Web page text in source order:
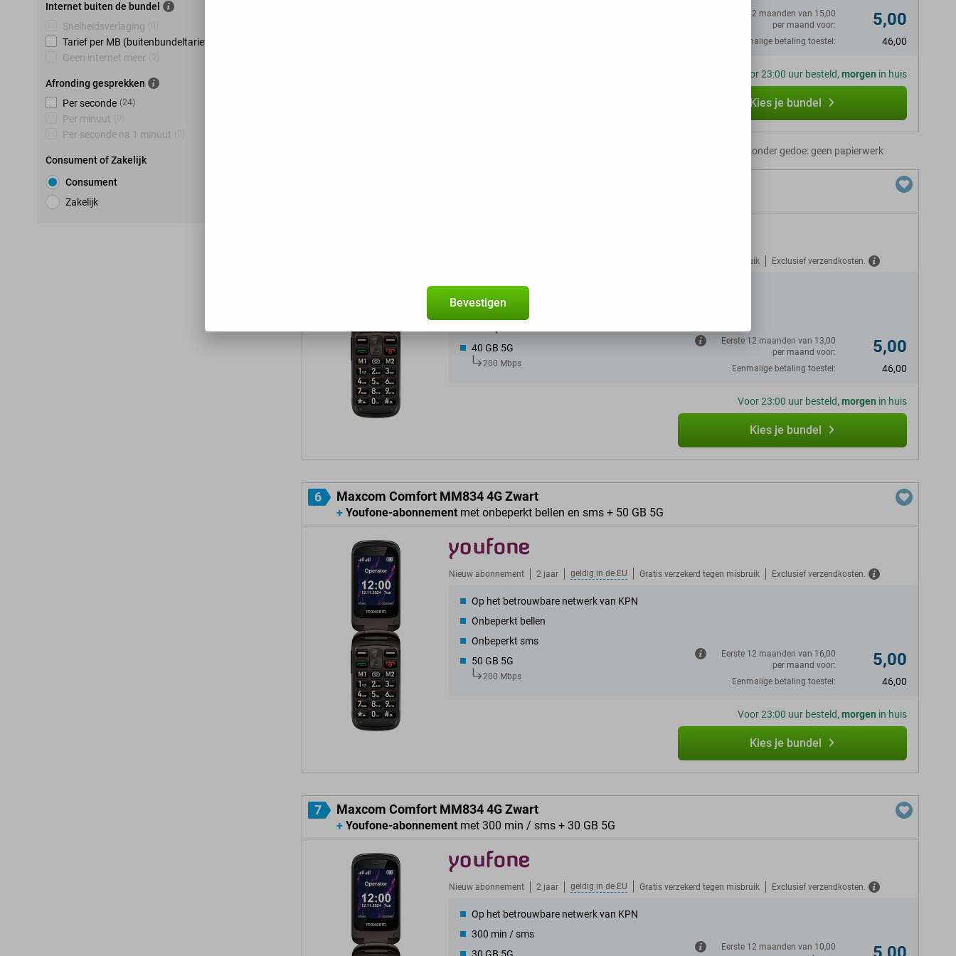
Internet buiten de bundel
Snelheidsverlaging
Tarief per MB (buitenbundeltarief)
Geen internet meer
Afronding gesprekken
Per seconde (24)
Per minuut
Per seconde na 1 minuut
Consument of Zakelijk
Consument
Zakelijk
Eerste 12 maanden van 15,00
per maand voor:
5,00
Eenmalige betaling toestel: 46,00
Voor 23:00 uur besteld, morgen in huis
Kies je bundel
Abonnement zonder gedoe: geen papierwerk
Gratis verzekerd tegen misbruik Exclusief verzendkosten.
Op het betrouwbare netwerk van KPN
Onbeperkt bellen
40 GB 5G
200 Mbps
Eerste 12 maanden van 13,00
per maand voor:
5,00
Eenmalige betaling toestel: 46,00
Voor 23:00 uur besteld, morgen in huis
Kies je bundel
6 Maxcom Comfort MM834 4G Zwart
+ Youfone-abonnement met onbeperkt bellen en sms + 50 GB 5G
Nieuw abonnement 2 jaar geldig in de EU Gratis verzekerd tegen misbruik Exclusief verzendkosten.
Op het betrouwbare netwerk van KPN
Onbeperkt bellen
Onbeperkt sms
50 GB 5G
200 Mbps
Eerste 12 maanden van 16,00
per maand voor:
5,00
Eenmalige betaling toestel: 46,00
Voor 23:00 uur besteld, morgen in huis
Kies je bundel
7 Maxcom Comfort MM834 4G Zwart
+ Youfone-abonnement met 300 min / sms + 30 GB 5G
Nieuw abonnement 2 jaar geldig in de EU Gratis verzekerd tegen misbruik Exclusief verzendkosten.
Op het betrouwbare netwerk van KPN
300 min / sms
Eerste 12 maanden van 10,00
Bevestigen